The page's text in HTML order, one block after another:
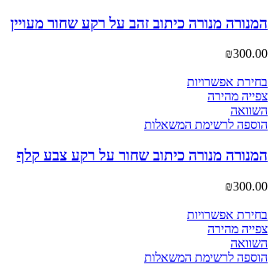
המנורה מנורה כיתוב זהב על רקע שחור מעויין
₪300.00
בחירת אפשרויות
צפייה מהירה
השוואה
הוספה לרשימת המשאלות
המנורה מנורה כיתוב שחור על רקע צבע קלף
₪300.00
בחירת אפשרויות
צפייה מהירה
השוואה
הוספה לרשימת המשאלות